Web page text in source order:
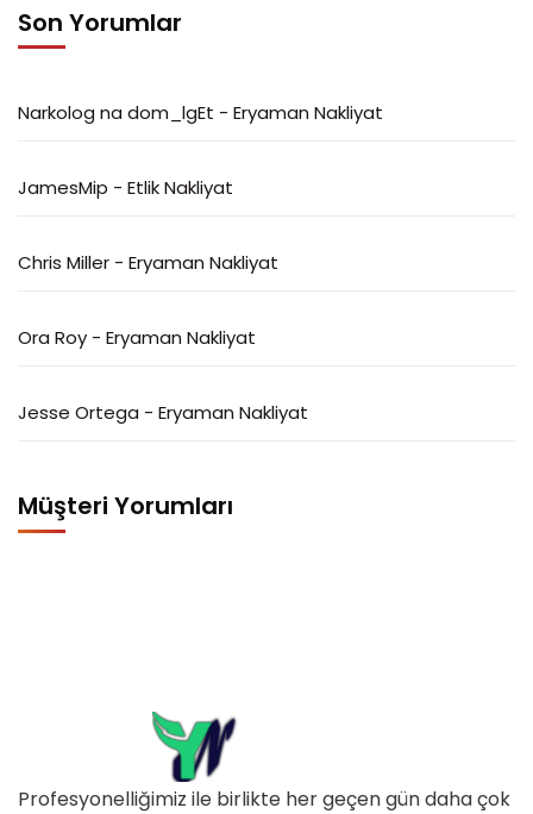
Son Yorumlar
Narkolog na dom_lgEt - Eryaman Nakliyat
JamesMip - Etlik Nakliyat
Chris Miller - Eryaman Nakliyat
Ora Roy - Eryaman Nakliyat
Jesse Ortega - Eryaman Nakliyat
Müşteri Yorumları
Profesyonelliğimiz ile birlikte her geçen gün daha çok